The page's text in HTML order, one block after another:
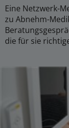
Eine Netzwerk-
zu Abnehm-
die für sie